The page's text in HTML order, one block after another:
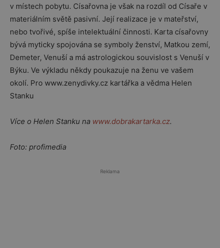
v místech pobytu. Císařovna je však na rozdíl od Císaře v
materiálním světě pasivní. Její realizace je v mateřství,
nebo tvořivé, spíše intelektuální činnosti. Karta císařovny
bývá myticky spojována se symboly ženství, Matkou zemí,
Demeter, Venuší a má astrologickou souvislost s Venuší v
Býku. Ve výkladu někdy poukazuje na ženu ve vašem
okolí. Pro www.zenydivky.cz kartářka a vědma Helen
Stanku
Více o Helen Stanku na www.dobrakartarka.cz.
Foto: profimedia
Reklama